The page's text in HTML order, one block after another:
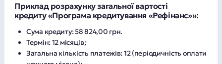
Приклад розрахунку загальної вартості
кредиту«Програма кредитування «Рефінанс»»:
Сума кредиту: 58 824,00 грн.
Термін: 12 місяців;
Загальна кількість платежів: 12 (періодичність оплати